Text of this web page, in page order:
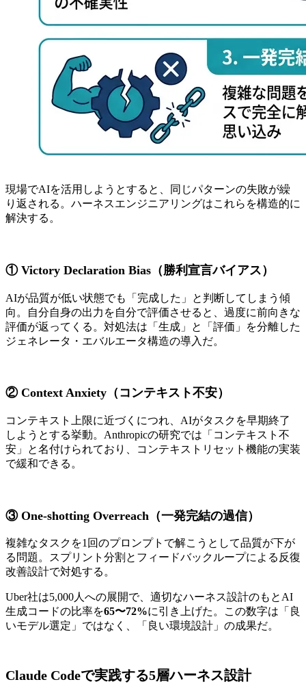
現場でAIを活用しようとすると、同じパターンの失敗が繰
り返される。ハーネスエンジニアリングはこれらを構造的に
解決する。
① Victory Declaration Bias（勝利宣言バイアス）
AIが品質が低い状態でも「完成した」と判断してしまう傾
向。自分自身の出力を自分で評価させると、過度に前向きな
評価が返ってくる。対処法は「生成」と「評価」を分離した
ジェネレータ・エバルエータ構造の導入だ。
② Context Anxiety（コンテキスト不安）
コンテキスト上限に近づくにつれ、AIがタスクを早期終了
しようとする挙動。Anthropicの研究では「コンテキスト不
安」と名付けられており、コンテキストリセット機能の実装
で緩和できる。
③ One-shotting Overreach（一発完結の過信）
複雑なタスクを1回のプロンプトで解こうとして品質が下が
る問題。スプリント分割とフィードバックループによる反復
改善設計で対処する。
Uber社は5,000人への展開で、適切なハーネス設計のもとAI
生成コードの比率を65〜72%に引き上げた。この数字は「良
いモデル選定」ではなく、「良い環境設計」の成果だ。
Claude Codeで実践する5層ハーネス設計